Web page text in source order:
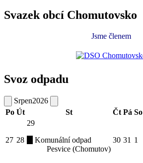
Svazek obcí Chomutovsko
Jsme členem
Svoz odpadu
Srpen2026
Po Út St Čt Pá So
27 28
29
Komunální odpad
Pesvice (Chomutov)
30 31 1